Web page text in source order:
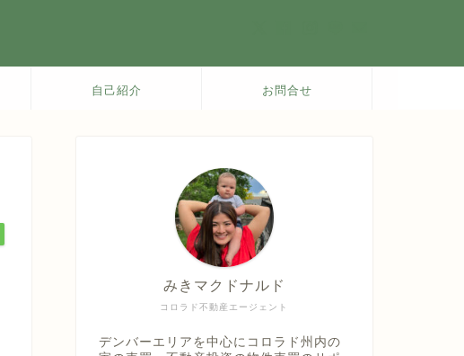
自己紹介 お問合せ
コロラド不動産エージェント
みきマクドナルド
デンバーエリアを中心にコロラド州内の